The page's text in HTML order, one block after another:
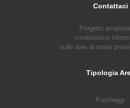
Contattaci
Progetto
condivisione
sulle aree di sosta
Tipologia
Parcheggi